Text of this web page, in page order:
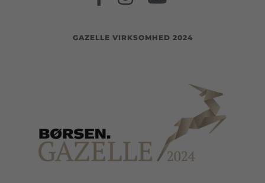
GAZELLE VIRKSOMHED 2024